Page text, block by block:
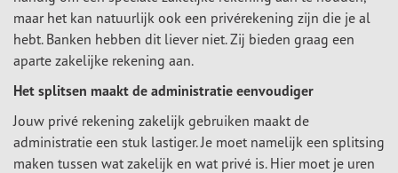
maar het kan natuurlijk ook een privérekening zijn die je al
hebt. Banken hebben dit liever niet. Zij bieden graag een
aparte zakelijke rekening aan.
Het splitsen maakt de administratie eenvoudiger
Jouw privé rekening zakelijk gebruiken maakt de
administratie een stuk lastiger. Je moet namelijk een splitsing
maken tussen wat zakelijk en wat privé is. Hier moet je uren